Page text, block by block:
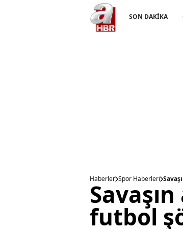
SON DAKİKA
Haberler Spor Haberleri
futbol